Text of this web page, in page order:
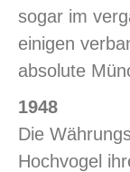
sogar im
einigen
absolute
1948
Die
Hochvogel